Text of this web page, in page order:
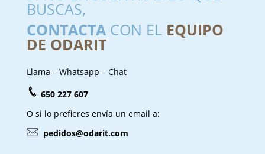
BUSCAS,
CONTACTACON EL EQUIPO
DE ODARIT
Llama – Whatsapp – Chat
650 227 607
O si lo prefieres envía un email a:
pedidos@odarit.com